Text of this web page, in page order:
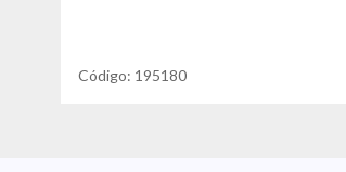
Código: 195180